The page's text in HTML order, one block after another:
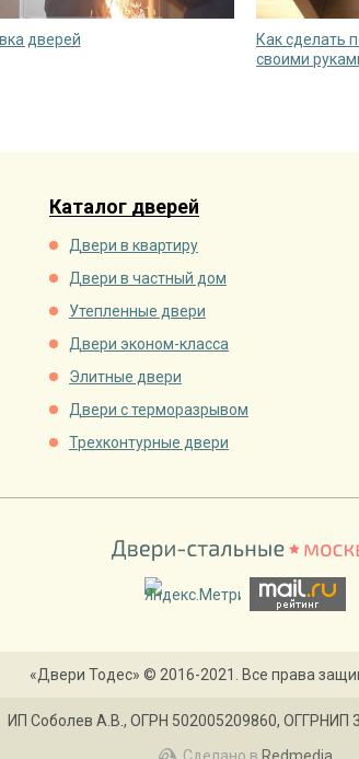
дверей
Как сделать
своими
Каталог дверей
Двери в квартиру
Двери в частный дом
Утепленные двери
Двери эконом-класса
Элитные двери
Двери с терморазрывом
Трехконтурные двери
«Двери Тодес» © 2016-2021. Все права
ИП Соболев А.В., ОГРН 502005209860, ОГГРНИП